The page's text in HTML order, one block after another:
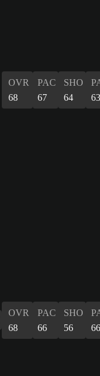
OVR
68
PAC
67
SHO
64
63
OVR
68
PAC
66
SHO
56
66